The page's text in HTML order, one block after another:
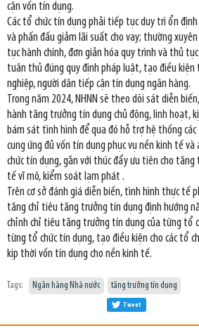
cận vốn tín dụng.
Các tổ chức tín dụng phải tiếp tục duy trì ổn
và phấn đấu giảm lãi suất cho vay; thường
tục hành chính, đơn giản hóa quy trình và thủ
tuân thủ đúng quy định pháp luật, tạo điều kiện
nghiệp, người dân tiếp cận tín dụng ngân hàng.
Trong năm 2024, NHNN sẽ theo dõi sát diễn
hành tăng trưởng tín dụng chủ động, linh hoạt,
bám sát tình hình để qua đó hỗ trợ hệ thống
cung ứng đủ vốn tín dụng phục vụ nền kinh tế
chức tín dụng, gắn với thúc đẩy ưu tiên cho
tế vĩ mô, kiểm soát lạm phát .
Trên cơ sở đánh giá diễn biến, tình hình thực tế
tăng chỉ tiêu tăng trưởng tín dụng định hướng
chỉnh chỉ tiêu tăng trưởng tín dụng của từng tổ
từng tổ chức tín dụng, tạo điều kiện cho các tổ
kịp thời vốn tín dụng cho nền kinh tế.
Tags: Ngân hàng Nhà nước tăng trưởng tín dụng
Tweet